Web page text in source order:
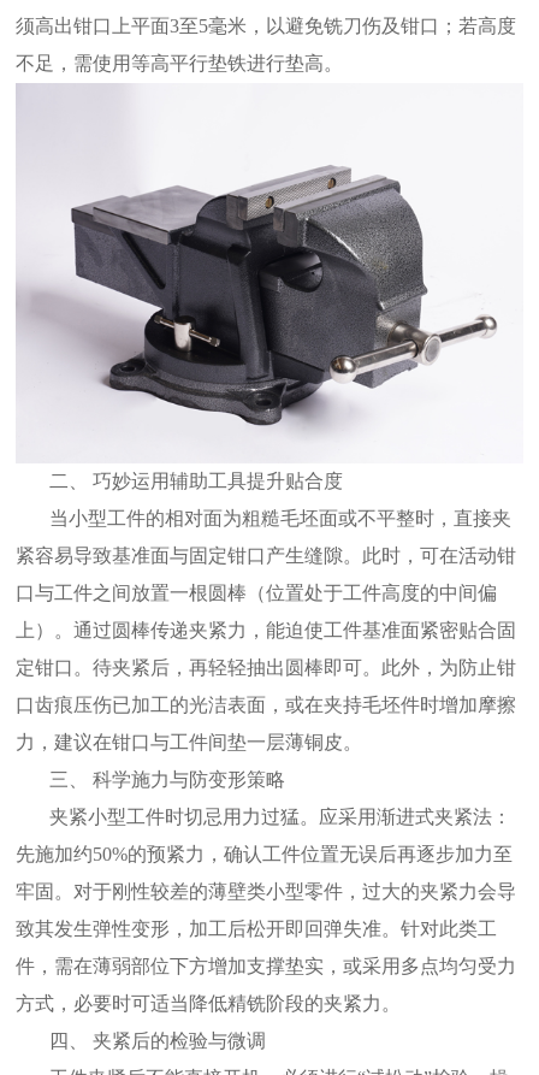
须高出钳口上平面3至5毫米，以避免铣刀伤及钳口；若高度
不足，需使用等高平行垫铁进行垫高。
二、 巧妙运用辅助工具提升贴合度
当小型工件的相对面为粗糙毛坯面或不平整时，直接夹
紧容易导致基准面与固定钳口产生缝隙。此时，可在活动钳
口与工件之间放置一根圆棒（位置处于工件高度的中间偏
上）。通过圆棒传递夹紧力，能迫使工件基准面紧密贴合固
定钳口。待夹紧后，再轻轻抽出圆棒即可。此外，为防止钳
口齿痕压伤已加工的光洁表面，或在夹持毛坯件时增加摩擦
力，建议在钳口与工件间垫一层薄铜皮。
三、 科学施力与防变形策略
夹紧小型工件时切忌用力过猛。应采用渐进式夹紧法：
先施加约50%的预紧力，确认工件位置无误后再逐步加力至
牢固。对于刚性较差的薄壁类小型零件，过大的夹紧力会导
致其发生弹性变形，加工后松开即回弹失准。针对此类工
件，需在薄弱部位下方增加支撑垫实，或采用多点均匀受力
方式，必要时可适当降低精铣阶段的夹紧力。
四、 夹紧后的检验与微调